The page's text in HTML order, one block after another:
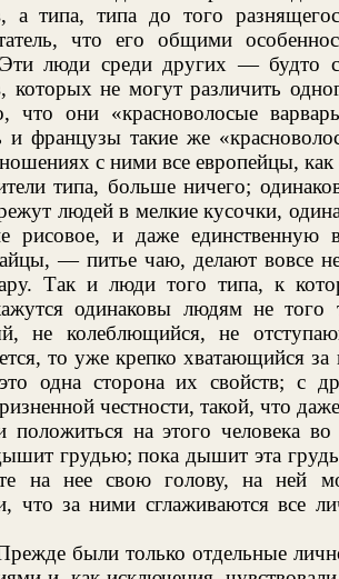
типа, типа до того
что его общими
люди среди других — будто
которых не могут различить
что они «красноволосые
французы такие же
с ними все европейцы, как
типа, больше ничего;
людей в мелкие кусочки,
рисовое, и даже единственную
— питье чаю, делают вовсе
Так и люди того типа, к
одинаковы людям не того
не колеблющийся, не
то уже крепко хватающийся за
одна сторона их свойств; с
честности, такой, что
на этого человека во
грудью; пока дышит эта
на нее свою голову, на ней
что за ними сглаживаются все
были только отдельные